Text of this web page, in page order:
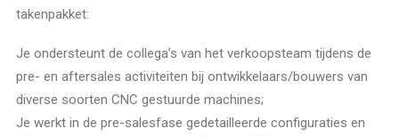
takenpakket:
Je ondersteunt de collega’s van het verkoopsteam tijdens de
pre- en aftersales activiteiten bij ontwikkelaars/bouwers van
diverse soorten CNC gestuurde machines;
Je werkt in de pre-salesfase gedetailleerde configuraties en